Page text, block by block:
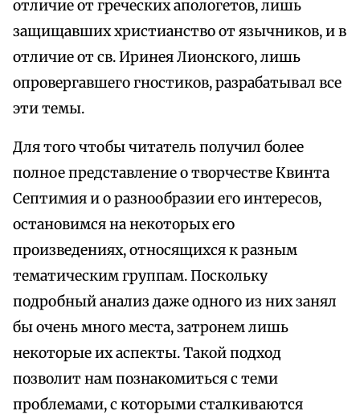
отличие от греческих апологетов, лишь
защищавших христианство от язычников, и в
отличие от св. Иринея Лионского, лишь
опровергавшего гностиков, разрабатывал все
эти темы.
Для того чтобы читатель получил более
полное представление о творчестве Квинта
Септимия и о разнообразии его интересов,
остановимся на некоторых его
произведениях, относящихся к разным
тематическим группам. Поскольку
подробный анализ даже одного из них занял
бы очень много места, затронем лишь
некоторые их аспекты. Такой подход
позволит нам познакомиться с теми
проблемами, с которыми сталкиваются